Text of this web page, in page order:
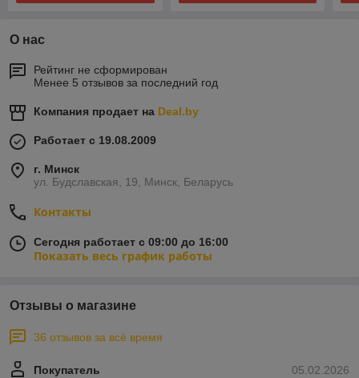
О нас
Рейтинг не сформирован
Менее 5 отзывов за последний год
Компания продает на Deal.by
Работает с 19.08.2009
г. Минск
ул. Будславская, 19, Минск, Беларусь
Контакты
Сегодня работает с 09:00 до 16:00
Показать весь график работы
Отзывы о магазине
36 отзывов за всё время
05.02.2026
Покупатель